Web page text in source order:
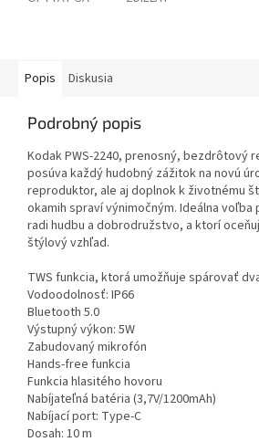
Popis Diskusia
Podrobný popis
Kodak PWS-2240, prenosný, bezdrôtový
posúva každý hudobný zážitok na novú
reproduktor, ale aj doplnok k životnému
okamih spraví výnimočným. Ideálna voľba
radi hudbu a dobrodružstvo, a ktorí
štýlový vzhľad.
TWS funkcia, ktorá umožňuje spárovať
Vodoodolnosť: IP66
Bluetooth 5.0
Výstupný výkon: 5W
Zabudovaný mikrofón
Hands-free funkcia
Funkcia hlasitého hovoru
Nabíjateľná batéria (3,7V/1200mAh)
Nabíjací port: Type-C
Dosah: 10 m